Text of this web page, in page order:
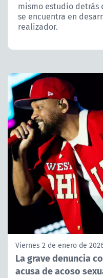
CANAL DE DENUNCIAS
mismo estudio
se encuentra en
realizador.
Viernes 2 de enero de
La grave denuncia
acusa de acoso